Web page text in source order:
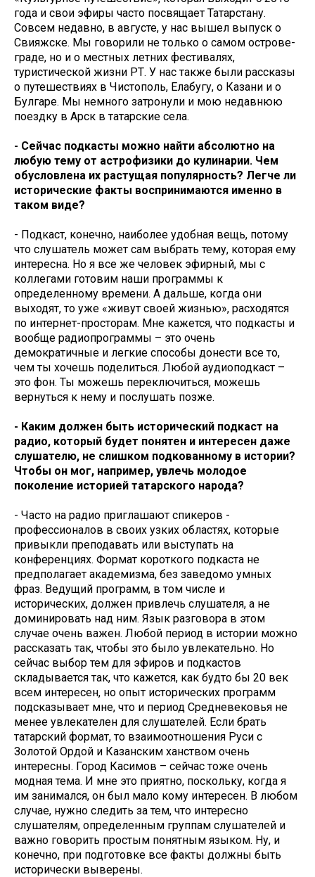
года и свои эфиры часто посвящает Татарстану.
Совсем недавно, в августе, у нас вышел выпуск о
Свияжске. Мы говорили не только о самом острове-
граде, но и о местных летних фестивалях,
туристической жизни РТ. У нас также были рассказы
о путешествиях в Чистополь, Елабугу, о Казани и о
Булгаре. Мы немного затронули и мою недавнюю
поездку в Арск в татарские села.
- Сейчас подкасты можно найти абсолютно на
любую тему от астрофизики до кулинарии. Чем
обусловлена их растущая популярность? Легче ли
исторические факты воспринимаются именно в
таком виде?
- Подкаст, конечно, наиболее удобная вещь, потому
что слушатель может сам выбрать тему, которая ему
интересна. Но я все же человек эфирный, мы с
коллегами готовим наши программы к
определенному времени. А дальше, когда они
выходят, то уже «живут своей жизнью», расходятся
по интернет-просторам. Мне кажется, что подкасты и
вообще радиопрограммы – это очень
демократичные и легкие способы донести все то,
чем ты хочешь поделиться. Любой аудиоподкаст –
это фон. Ты можешь переключиться, можешь
вернуться к нему и послушать позже.
- Каким должен быть исторический подкаст на
радио, который будет понятен и интересен даже
слушателю, не слишком подкованному в истории?
Чтобы он мог, например, увлечь молодое
поколение историей татарского народа?
- Часто на радио приглашают спикеров -
профессионалов в своих узких областях, которые
привыкли преподавать или выступать на
конференциях. Формат короткого подкаста не
предполагает академизма, без заведомо умных
фраз. Ведущий программ, в том числе и
исторических, должен привлечь слушателя, а не
доминировать над ним. Язык разговора в этом
случае очень важен. Любой период в истории можно
рассказать так, чтобы это было увлекательно. Но
сейчас выбор тем для эфиров и подкастов
складывается так, что кажется, как будто бы 20 век
всем интересен, но опыт исторических программ
подсказывает мне, что и период Средневековья не
менее увлекателен для слушателей. Если брать
татарский формат, то взаимоотношения Руси с
Золотой Ордой и Казанским ханством очень
интересны. Город Касимов – сейчас тоже очень
модная тема. И мне это приятно, поскольку, когда я
им занимался, он был мало кому интересен. В любом
случае, нужно следить за тем, что интересно
слушателям, определенным группам слушателей и
важно говорить простым понятным языком. Ну, и
конечно, при подготовке все факты должны быть
исторически выверены.